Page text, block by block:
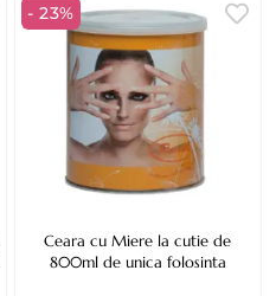
- 23%
Ceara cu Miere la cutie de
800ml de unica folosinta